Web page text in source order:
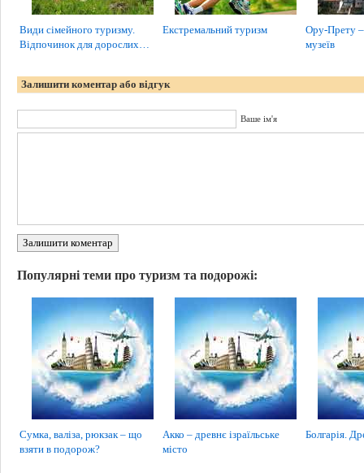
Види сімейного туризму.
Відпочинок для дорослих…
Екстремальний туризм
Ору-Прету –
музеїв
Залишити коментар або відгук
Ваше ім'я
Залишити коментар
Популярні теми про туризм та подорожі:
Сумка, валіза, рюкзак – що
взяти в подорож?
Акко – древнє ізраїльське
місто
Болгарія.